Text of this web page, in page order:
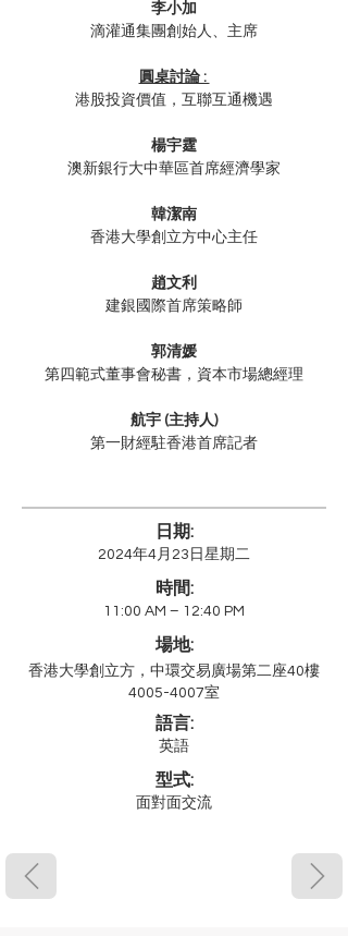
李小加
滴灌通集團創始人、主席
圓桌討論 :
港股投資價值，互聯互通機遇
楊宇霆
澳新銀行大中華區首席經濟學家
韓潔南
香港大學創立方中心主任
趙文利
建銀國際首席策略師
郭清媛
第四範式董事會秘書，資本市場總經理
航宇 (主持人)
第一財經駐香港首席記者
日期:
2024年4月23日星期二
時間:
11:00 AM – 12:40 PM
場地:
香港大學創立方，中環交易廣場第二座40樓
4005-4007室
語言:
英語
型式:
面對面交流